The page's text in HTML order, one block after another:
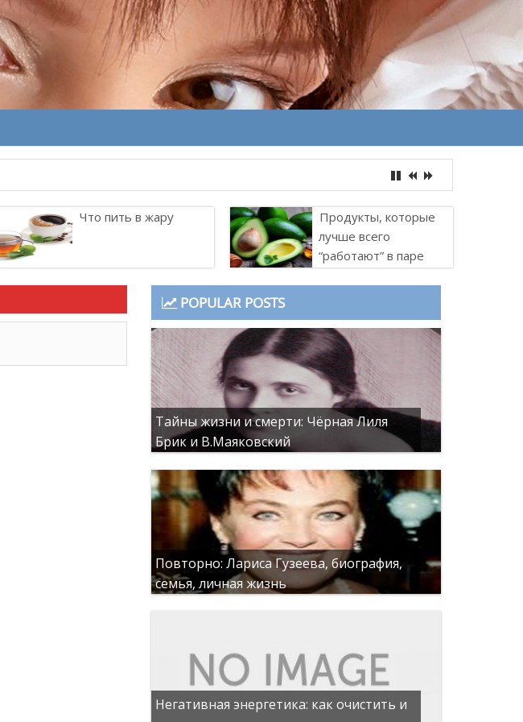
Что пить в жару
Продукты, которые
лучше всего
“работают” в паре
POPULAR POSTS
Тайны жизни и смерти: Чёрная Лиля
Брик и В.Маяковский
Повторно: Лариса Гузеева, биография,
семья, личная жизнь
Негативная энергетика: как очистить и